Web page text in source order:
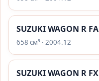
SUZUKI WAGON R FA
658 см³ · 2004.12
SUZUKI WAGON R FX